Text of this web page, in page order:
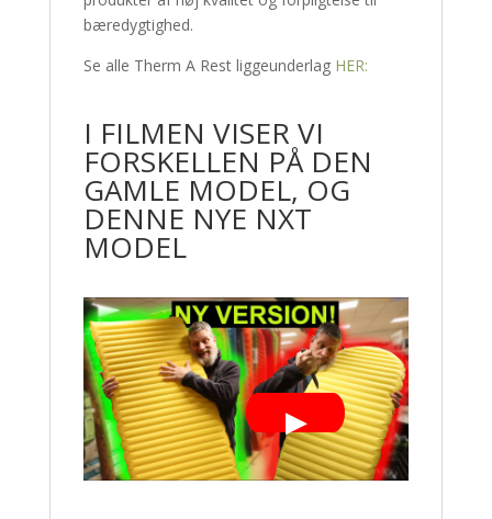
bæredygtighed.
Se alle Therm A Rest liggeunderlag HER:
I FILMEN VISER VI
FORSKELLEN PÅ DEN
GAMLE MODEL, OG
DENNE NYE NXT
MODEL
▶